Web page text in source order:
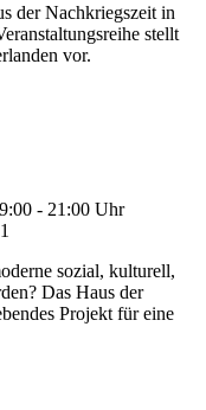
der Nachkriegszeit in
stellt
vor.
- 21:00 Uhr
sozial, kulturell,
Das Haus der
Projekt für eine